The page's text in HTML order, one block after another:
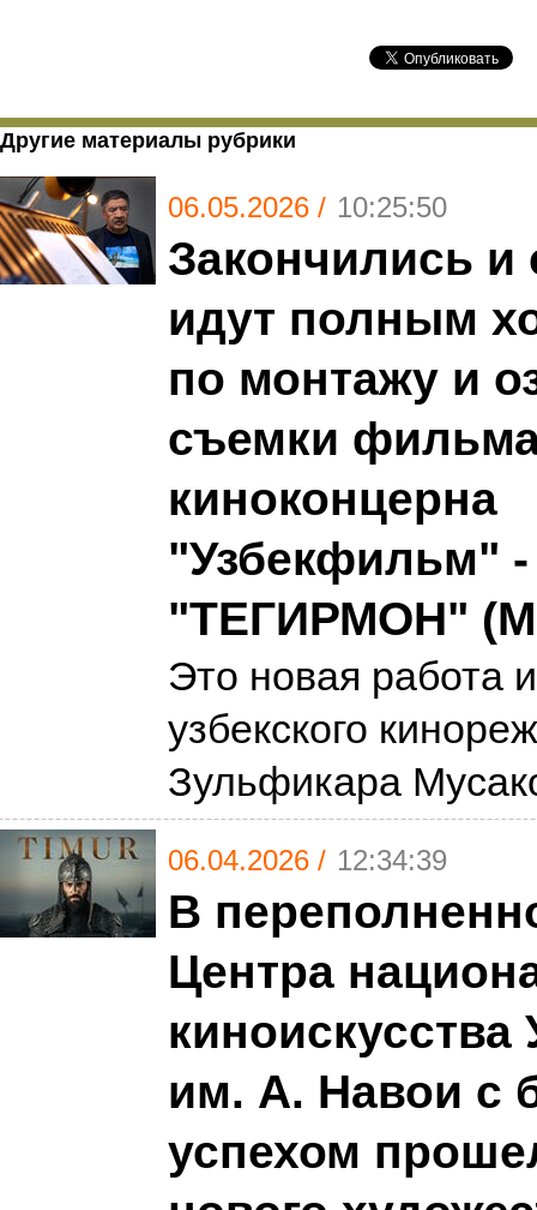
Другие материалы рубрики
06.05.2026 / 10:25:50
Закончились и
идут полным
по монтажу и
съемки
киноконцерна
"Узбекфильм" -
"ТЕГИРМОН"
Это новая работа
узбекского
Зульфикара
06.04.2026 / 12:34:39
В
Центра
киноискусства
им. А. Навои с
успехом